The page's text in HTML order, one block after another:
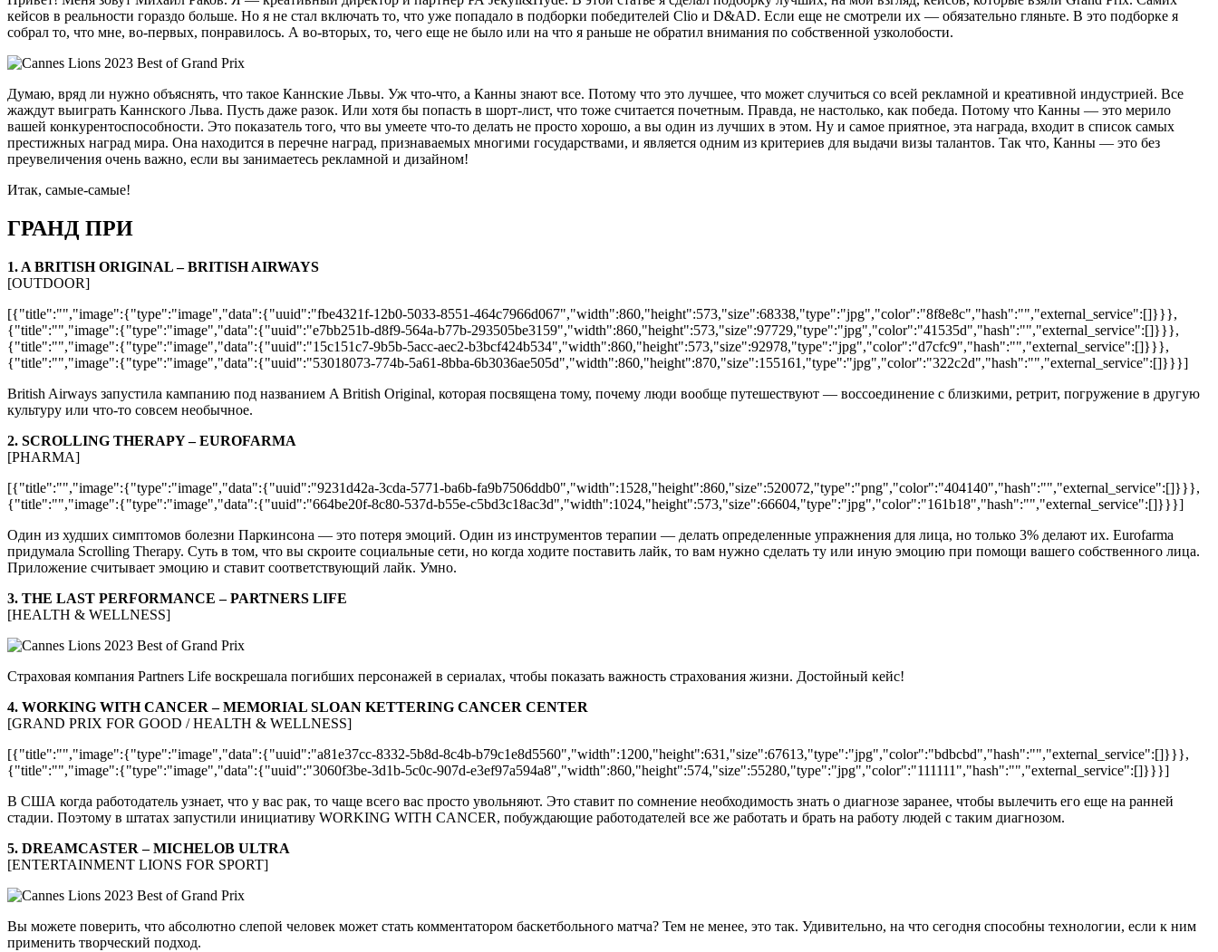
кейсов в реальности гораздо больше. Но я не стал включать то, что уже попадало в подборки победителей Clio и D&AD. Если еще не смотрели их — обязательно гляньте. В это подборке я
собрал то, что мне, во-первых, понравилось. А во-вторых, то, чего еще не было или на что я раньше не обратил внимания по собственной узколобости.
Думаю, вряд ли нужно объяснять, что такое Каннские Львы. Уж что-что, а Канны знают все. Потому что это лучшее, что может случиться со всей рекламной и креативной индустрией. Все
жаждут выиграть Каннского Льва. Пусть даже разок. Или хотя бы попасть в шорт-лист, что тоже считается почетным. Правда, не настолько, как победа. Потому что Канны — это мерило
вашей конкурентоспособности. Это показатель того, что вы умеете что-то делать не просто хорошо, а вы один из лучших в этом. Ну и самое приятное, эта награда, входит в список самых
престижных наград мира. Она находится в перечне наград, признаваемых многими государствами, и является одним из критериев для выдачи визы талантов. Так что, Канны — это без
преувеличения очень важно, если вы занимаетесь рекламной и дизайном!
Итак, самые-самые!
ГРАНД ПРИ
1. A BRITISH ORIGINAL – BRITISH AIRWAYS
[OUTDOOR]
[{"title":"","image":{"type":"image","data":{"uuid":"fbe4321f-12b0-5033-8551-464c7966d067","width":860,"height":573,"size":68338,"type":"jpg","color":"8f8e8c","hash":"","external_service":[]}}},
{"title":"","image":{"type":"image","data":{"uuid":"e7bb251b-d8f9-564a-b77b-293505be3159","width":860,"height":573,"size":97729,"type":"jpg","color":"41535d","hash":"","external_service":[]}}},
{"title":"","image":{"type":"image","data":{"uuid":"15c151c7-9b5b-5acc-aec2-b3bcf424b534","width":860,"height":573,"size":92978,"type":"jpg","color":"d7cfc9","hash":"","external_service":[]}}},
{"title":"","image":{"type":"image","data":{"uuid":"53018073-774b-5a61-8bba-6b3036ae505d","width":860,"height":870,"size":155161,"type":"jpg","color":"322c2d","hash":"","external_service":[]}}}]
British Airways запустила кампанию под названием A British Original, которая посвящена тому, почему люди вообще путешествуют — воссоединение с близкими, ретрит, погружение в другую
культуру или что-то совсем необычное.
2. SCROLLING THERAPY – EUROFARMA
[PHARMA]
[{"title":"","image":{"type":"image","data":{"uuid":"9231d42a-3cda-5771-ba6b-fa9b7506ddb0","width":1528,"height":860,"size":520072,"type":"png","color":"404140","hash":"","external_service":[]}}},
{"title":"","image":{"type":"image","data":{"uuid":"664be20f-8c80-537d-b55e-c5bd3c18ac3d","width":1024,"height":573,"size":66604,"type":"jpg","color":"161b18","hash":"","external_service":[]}}}]
Один из худших симптомов болезни Паркинсона — это потеря эмоций. Один из инструментов терапии — делать определенные упражнения для лица, но только 3% делают их. Eurofarma
придумала Scrolling Therapy. Суть в том, что вы скроите социальные сети, но когда ходите поставить лайк, то вам нужно сделать ту или иную эмоцию при помощи вашего собственного лица.
Приложение считывает эмоцию и ставит соответствующий лайк. Умно.
3. THE LAST PERFORMANCE – PARTNERS LIFE
[HEALTH & WELLNESS]
Страховая компания Partners Life воскрешала погибших персонажей в сериалах, чтобы показать важность страхования жизни. Достойный кейс!
4. WORKING WITH CANCER – MEMORIAL SLOAN KETTERING CANCER CENTER
[GRAND PRIX FOR GOOD / HEALTH & WELLNESS]
[{"title":"","image":{"type":"image","data":{"uuid":"a81e37cc-8332-5b8d-8c4b-b79c1e8d5560","width":1200,"height":631,"size":67613,"type":"jpg","color":"bdbcbd","hash":"","external_service":[]}}},
{"title":"","image":{"type":"image","data":{"uuid":"3060f3be-3d1b-5c0c-907d-e3ef97a594a8","width":860,"height":574,"size":55280,"type":"jpg","color":"111111","hash":"","external_service":[]}}}]
В США когда работодатель узнает, что у вас рак, то чаще всего вас просто увольняют. Это ставит по сомнение необходимость знать о диагнозе заранее, чтобы вылечить его еще на ранней
стадии. Поэтому в штатах запустили инициативу WORKING WITH CANCER, побуждающие работодателей все же работать и брать на работу людей с таким диагнозом.
5. DREAMCASTER – MICHELOB ULTRA
[ENTERTAINMENT LIONS FOR SPORT]
Вы можете поверить, что абсолютно слепой человек может стать комментатором баскетбольного матча? Тем не менее, это так. Удивительно, на что сегодня способны технологии, если к ним
применить творческий подход.